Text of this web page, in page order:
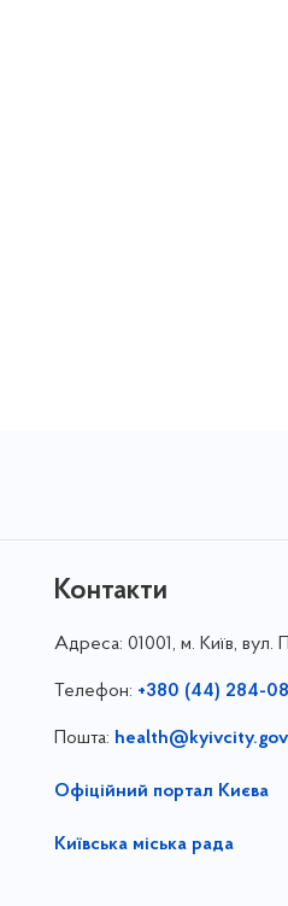
Контакти
Адреса: 01001, м. Київ, вул.
Телефон: +380 (44) 284-
Пошта:
Офіційний портал Києва
Київська міська рада